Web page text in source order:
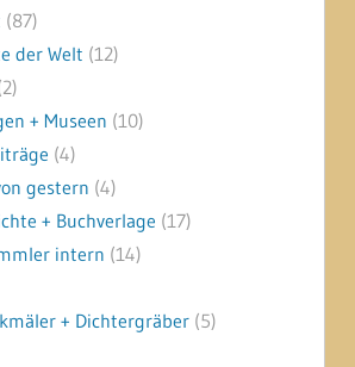
(87)
der Welt (12)
+ Museen (10)
(4)
gestern (4)
+ Buchverlage (17)
intern (14)
+ Dichtergräber(5)